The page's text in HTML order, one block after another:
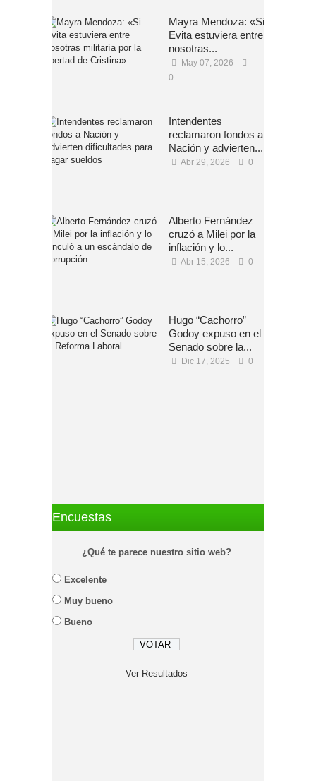
Mayra Mendoza: «Si
Evita estuviera entre
nosotras...
May 07, 2026
0
Intendentes
reclamaron fondos a
Nación y advierten...
Abr 29, 2026 0
Alberto Fernández
cruzó a Milei por la
inflación y lo...
Abr 15, 2026 0
Hugo “Cachorro”
Godoy expuso en el
Senado sobre la...
Dic 17, 2025 0
Encuestas
¿Qué te parece nuestro sitio web?
Excelente
Muy bueno
Bueno
Ver Resultados